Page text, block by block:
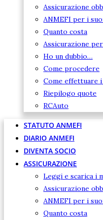
Assicurazione
ANMEFI per i
Quanto costa
Assicurazione
Ho un dubbio…
Come procedere
Come effettuare
Riepilogo quote
RCAuto
STATUTO ANMEFI
DIARIO ANMEFI
DIVENTA SOCIO
ASSICURAZIONE
Leggi e scarica i
Assicurazione
ANMEFI per i
Quanto costa